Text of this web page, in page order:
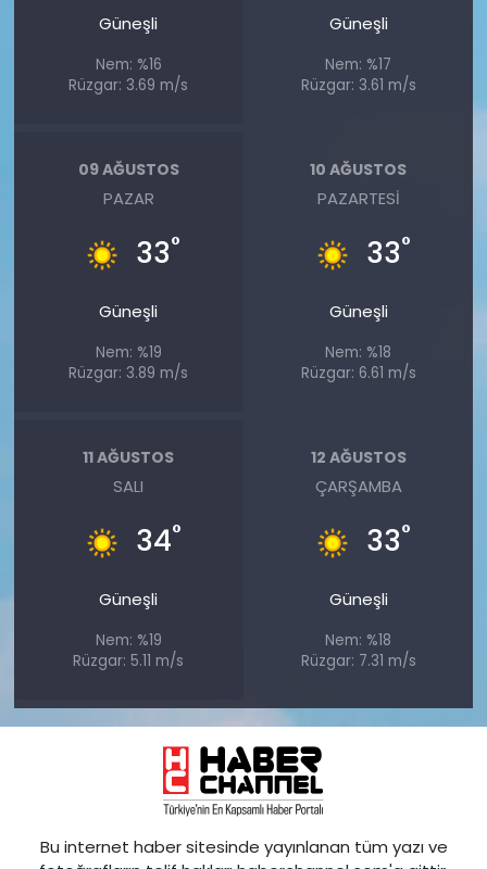
Güneşli
Nem: %16
Rüzgar: 3.69 m/s
Güneşli
Nem: %17
Rüzgar: 3.61 m/s
09 AĞUSTOS
PAZAR
33°
Güneşli
Nem: %19
Rüzgar: 3.89 m/s
10 AĞUSTOS
PAZARTESI
33°
Güneşli
Nem: %18
Rüzgar: 6.61 m/s
11 AĞUSTOS
SALI
34°
Güneşli
Nem: %19
Rüzgar: 5.11 m/s
12 AĞUSTOS
ÇARŞAMBA
33°
Güneşli
Nem: %18
Rüzgar: 7.31 m/s
Bu internet haber sitesinde yayınlanan tüm yazı ve